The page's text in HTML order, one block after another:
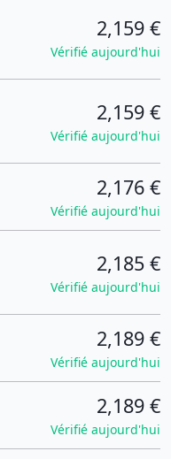
2,159 €
Vérifié aujourd'hui
2,159 €
Vérifié aujourd'hui
2,176 €
Vérifié aujourd'hui
2,185 €
Vérifié aujourd'hui
2,189 €
Vérifié aujourd'hui
2,189 €
Vérifié aujourd'hui